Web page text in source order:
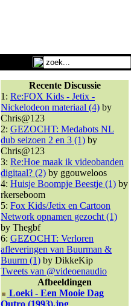
Recente Discussie
1: Re:FOX Kids - Jetix -
Nickelodeon materiaal (4) by
Chris@123
2: GEZOCHT: Medabots NL
dub seizoen 2 en 3 (1) by
Chris@123
3: Re:Hoe maak ik videobanden
digitaal? (2) by ggouweloos
4: Huisje Boompje Beestje (1) by
rkerseboom
5: Fox Kids/Jetix en Cartoon
Network opnamen gezocht (1)
by Thegbf
6: GEZOCHT: Verloren
afleveringen van Buurman &
Buurm (1) by DikkeKip
Tweets van @videoenaudio
Afbeeldingen
Loeki - Een Mooie Dag
Outro (1993).jpg